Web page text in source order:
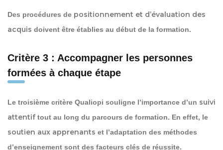
Des procédures de positionnement et d’évaluation des
acquis doivent être établies au début de la formation.
Critère 3 : Accompagner les personnes
formées à chaque étape
Le troisième critère Qualiopi souligne l’importance d’un suivi
attentif tout au long du parcours de formation. En effet, le
soutien aux apprenants et l’adaptation des méthodes
d’enseignement sont des facteurs clés de réussite.